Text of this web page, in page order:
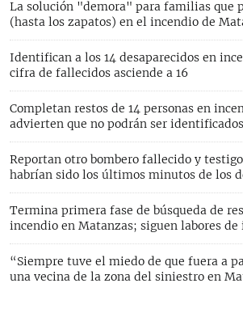
La solución "demora" para familias que
(hasta los zapatos) en el incendio de
Identifican a los 14 desaparecidos en
cifra de fallecidos asciende a 16
Completan restos de 14 personas en
advierten que no podrán ser identificados
Reportan otro bombero fallecido y
habrían sido los últimos minutos de los
Termina primera fase de búsqueda de
incendio en Matanzas; siguen labores
“Siempre tuve el miedo de que fuera a
una vecina de la zona del siniestro en